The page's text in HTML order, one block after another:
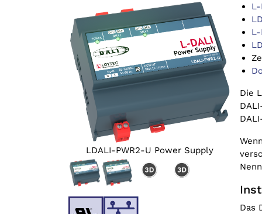
LDALI-PWR2-U Power Supply
Die
Das